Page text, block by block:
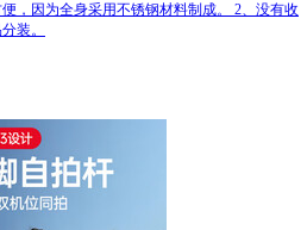
，因为全身采用不锈钢材料制成。 2、没有收
装。